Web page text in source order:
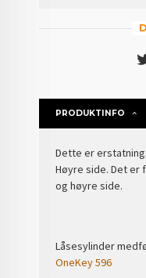
PRODUKTINFO
Dette er
Høyre side. Det er
og høyre side.
Låsesylinder
OneKey 596